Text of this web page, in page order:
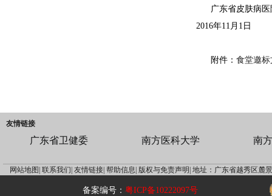
广东省皮肤病医
2016年11月1日
附件：食堂邀
友情链接
广东省卫健委 南方医科大学 南
网站地图| 联系我们| 友情链接| 帮助信息| 版权与免责声明| 地址：广东省越秀区麓
备案编号：粤ICP备10222097号